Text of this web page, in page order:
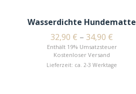
Wasserdichte Hundematte
32,90 € – 34,90 €
Enthält 19% Umsatzsteuer
Kostenloser Versand
Lieferzeit: ca. 2-3 Werktage